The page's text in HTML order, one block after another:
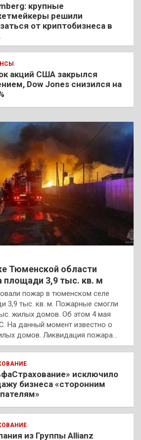
крупные
решили
от криптобизнеса в
акций США закрылся
Dow Jones снизился на
Тюменской области
площади 3,9 тыс. кв. м
пожар в тюменском селе
3,9 тыс. кв. м. Пожарные смогли
жилых домов. Об этом 4 мая
На данный момент известно о
домов. Ликвидация пожара…
исключило
бизнеса «сторонним
из Группы Allianz